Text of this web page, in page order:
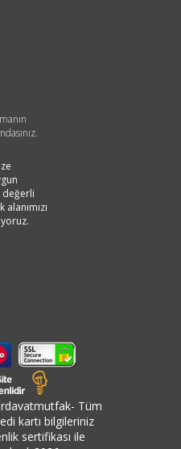
değerli
Tüm
kartı bilgileriniz
sertifikası ile